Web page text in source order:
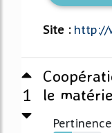
Site : http://
1
le
Pertinence